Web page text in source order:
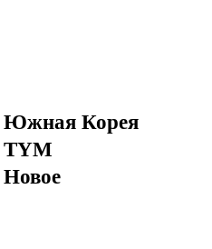
Южная Корея
TYM
Новое